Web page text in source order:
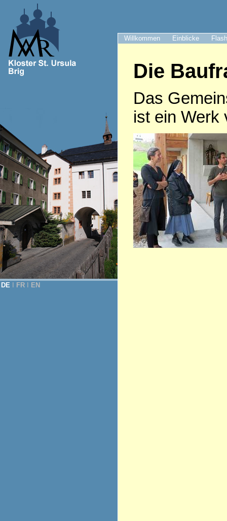
Willkommen Einblicke
DE FR EN
Die
Das
ist ein Werk